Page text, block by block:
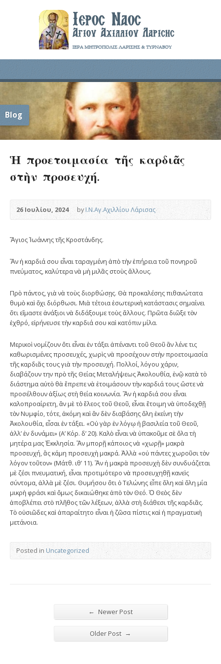
Blog
Ἡ προετοιμασία τῆς καρδιᾶς
στὴν προσευχή.
26 Ιουλίου, 2024 byΙ.Ν.Αγ.Αχιλλίου Λάρισας
Ἅγιος Ἰωάννης τῆς Κροστάνδης.
Ἂν ἡ καρδιά σου εἶναι ταραγμένη ἀπὸ τὴν ἐπήρεια τοῦ πονηροῦ
πνεύματος, καλύτερα νὰ μὴ μιλᾶς στοὺς ἄλλους.
Πρὸ πάντος, γιὰ νὰ τοὺς διορθώσῃς. Θὰ προκαλέσης πιθανώτατα
θυμὸ καὶ ὄχι διόρθωσι. Μιὰ τέτοια ἐσωτερικὴ κατάστασις σημαίνει
ὅτι εἴμαστε ἀνάξιοι νὰ διδάξουμε τοὺς ἄλλους. Πρῶτα διῶξε τὸν
ἐχθρό, εἰρήνευσε τὴν καρδιά σου καὶ κατόπιν μίλα.
Μερικοὶ νομίζουν ὅτι εἶναι ἐν τάξει ἀπέναντι τοῦ Θεοῦ ἂν λένε τις
καθωρισμένες προσευχές, χωρὶς νὰ προσέχουν στὴν προετοιμασία
τῆς καρδιᾶς τους γιὰ τὴν προσευχή. Πολλοί, λόγου χάριν,
διαβάζουν την πρὸ τῆς Θείας Μεταλήψεως Ἀκολουθία, ἐνῷ κατὰ τὸ
διάστημα αὐτὸ θὰ ἔπρεπε νὰ ἑτοιμάσουν τὴν καρδιά τους ὥστε νὰ
προσέλθουν ἀξίως στὴ θεία κοινωνία. Ἂν ἡ καρδιά σου εἶναι
καλοπροαίρετη, ἂν μὲ τὸ ἔλεος τοῦ Θεοῦ, εἶναι ἕτοιμη νὰ ὑποδεχθῇ
τὸν Νυμφίο, τότε, ἀκόμη καὶ ἂν δὲν διαβάσης ὅλη ἐκείνη τὴν
Ἀκολουθία, εἶσαι ἐν τάξει. «Οὐ γὰρ ἐν λόγῳ ἡ βασιλεία τοῦ Θεοῦ,
ἀλλ’ ἐν δυνάμει» (Α’ Κόρ. δ’ 20). Καλὸ εἶναι νὰ ὑπακοῦμε σὲ ὅλα τὴ
μητέρα μας Ἐκκλησία. Ἂν μπορῇ κάποιος νὰ «χωρῇ» μακρὰ
προσευχή, ἂς κάμη προσευχὴ μακρά. Ἀλλὰ «οὐ πάντες χωροῦσι τὸν
λόγον τοῦτον» (Μάτθ. ιθ’ 11). Ἂν ἡ μακρὰ προσευχὴ δὲν συνδυάζεται
μὲ ζέσι πνευματική, εἶναι προτιμότερο νὰ προσευχηθῇ κανεὶς
σύντομα, ἀλλὰ μὲ ζέσι. Θυμήσου ὅτι ὁ Τελώνης εἶπε ὅλη καὶ ὅλη μία
μικρὴ φράσι καὶ ὅμως δικαιώθηκε ἀπὸ τὸν Θεό. Ὁ Θεὸς δὲν
ἀποβλέπει στὸ πλῆθος τῶν λέξεων, ἀλλὰ στὴ διάθεσι τῆς καρδιᾶς.
Τὸ οὐσιῶδες καὶ ἀπαραίτητο εἶναι ἡ ζῶσα πίστις καὶ ἡ πραγματικὴ
μετάνοια.
Posted in Uncategorized
← Newer Post
Older Post →